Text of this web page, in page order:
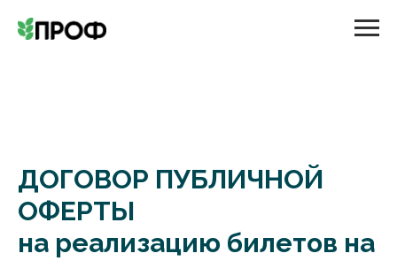
ДОГОВОР ПУБЛИЧНОЙ
ОФЕРТЫ
на реализацию билетов на